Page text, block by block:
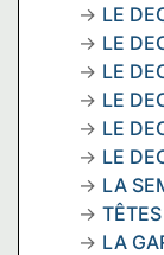
LE
LE
LE
LE
LE
LE
LA
LA